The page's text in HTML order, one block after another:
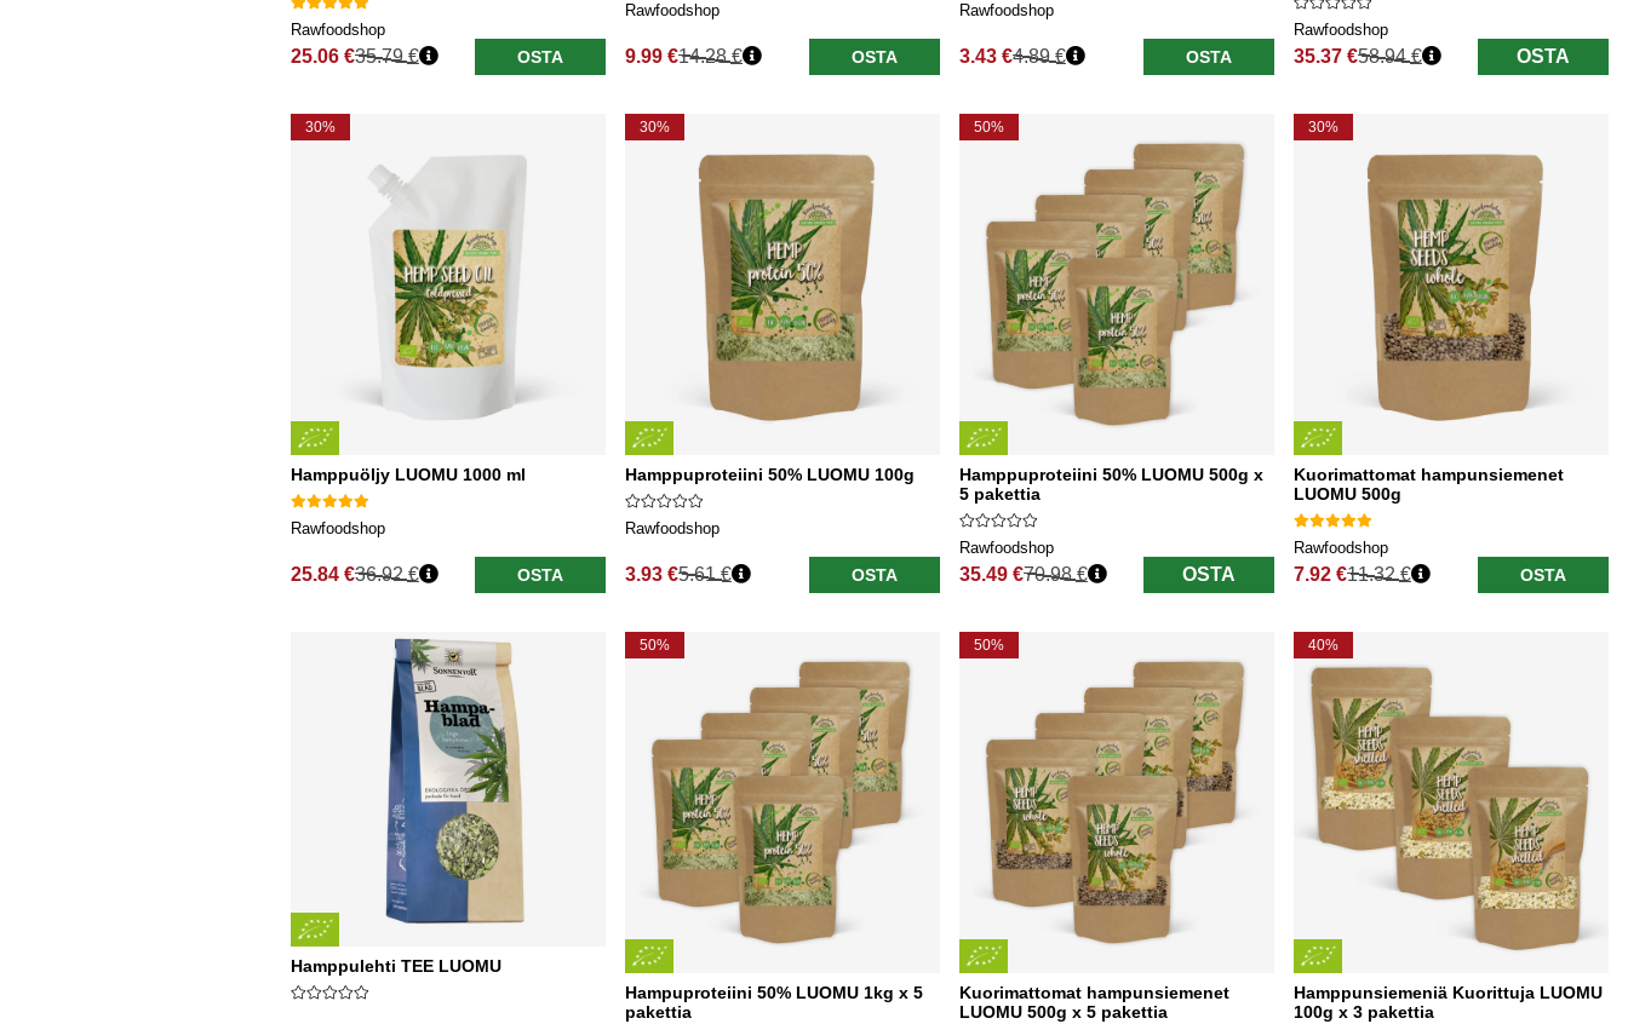
Rawfoodshop
25.06 €
Normaali hinta
35.79 € OSTA
Rawfoodshop
9.99 €
Normaali hinta
14.28 € OSTA
Rawfoodshop
3.43 €
Normaali hinta
4.89 € OSTA
Rawfoodshop
35.37 €
Normaali hinta
58.94 € OSTA
30%
Hamppuöljy LUOMU 1000 ml
Rawfoodshop
25.84 €
Normaali hinta
36.92 € OSTA
30%
Hamppuproteiini 50% LUOMU 100g
Rawfoodshop
3.93 €
Normaali hinta
5.61 € OSTA
50%
Hamppuproteiini 50% LUOMU 500g x
5 pakettia
Rawfoodshop
35.49 €
Normaali hinta
70.98 € OSTA
30%
Kuorimattomat hampunsiemenet
LUOMU 500g
Rawfoodshop
7.92 €
Normaali hinta
11.32 € OSTA
Hamppulehti TEE LUOMU
50%
Hampuproteiini 50% LUOMU 1kg x 5
pakettia
50%
Kuorimattomat hampunsiemenet
LUOMU 500g x 5 pakettia
40%
Hamppunsiemeniä Kuorittuja LUOMU
100g x 3 pakettia